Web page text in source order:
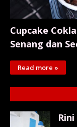
Cupcake
Senang dan
Read more »